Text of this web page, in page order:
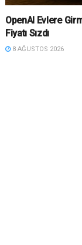
OpenAI Evlere
Fiyatı Sızdı
8 AĞUSTOS 2026